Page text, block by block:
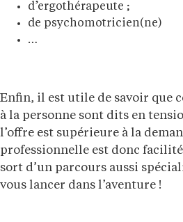
d’ergothérapeute ;
de psychomotricien(ne)
…
Enfin, il est utile de savoir que
à la personne sont dits en
l’offre est supérieure à la
professionnelle est donc
sort d’un parcours aussi
vous lancer dans l’aventure !